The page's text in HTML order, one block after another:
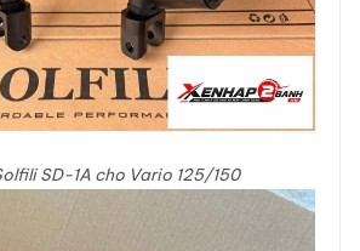
SD-1A cho Vario 125/150